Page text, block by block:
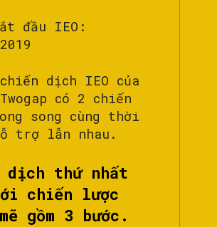
đầu IEO:
dịch IEO của
có 2 chiến
song cùng thời
trợ lẫn nhau.
dịch thứ nhất
chiến lược
gồm 3 bước.